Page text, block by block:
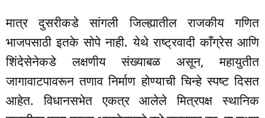
मात्र दुसरीकडे सांगली जिल्ह्यातील राजकीय गणित
भाजपसाठी इतके सोपे नाही. येथे राष्ट्रवादी काँग्रेस आणि
शिंदेसेनेकडे लक्षणीय संख्याबळ असून, महायुतीत
जागावाटपावरून तणाव निर्माण होण्याची चिन्हे स्पष्ट दिसत
आहेत. विधानसभेत एकत्र आलेले मित्रपक्ष स्थानिक